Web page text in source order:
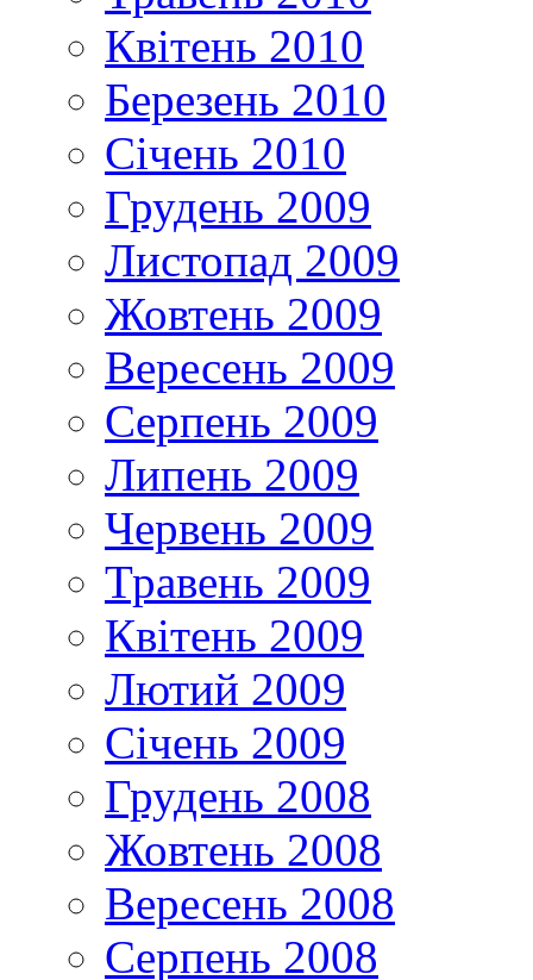
Квітень 2010
Березень 2010
Січень 2010
Грудень 2009
Листопад 2009
Жовтень 2009
Вересень 2009
Серпень 2009
Липень 2009
Червень 2009
Травень 2009
Квітень 2009
Лютий 2009
Січень 2009
Грудень 2008
Жовтень 2008
Вересень 2008
Серпень 2008